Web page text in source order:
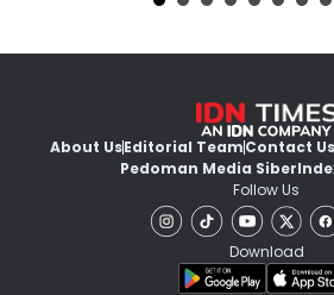
About UsEditorial TeamContact Us
Pedoman Media Siber
Follow Us
Download